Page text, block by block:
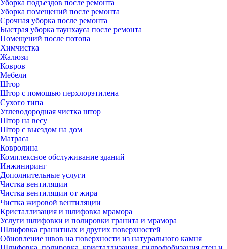
Уборка подъездов после ремонта
Уборка помещений после ремонта
Срочная уборка после ремонта
Быстрая уборка таунхауса после ремонта
Помещений после потопа
Химчистка
Жалюзи
Ковров
Мебели
Штор
Штор с помощью перхлорэтилена
Сухого типа
Углеводородная чистка штор
Штор на весу
Штор с выездом на дом
Матраса
Ковролина
Комплексное обслуживание зданий
Инжиниринг
Дополнительные услуги
Чистка вентиляции
Чистка вентиляции от жира
Чистка жировой вентиляции
Кристаллизация и шлифовка мрамора
Услуги шлифовки и полировки гранита и мрамора
Шлифовка гранитных и других поверхностей
Обновление швов на поверхности из натурального камня